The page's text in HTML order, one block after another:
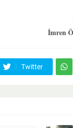
İmren
Twitter